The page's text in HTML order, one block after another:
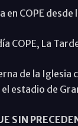
COPE desde
COPE, La
de la Iglesia
estadio de
SIN